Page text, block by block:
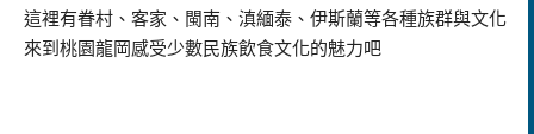
這裡有眷村、客家、閩南、滇緬泰、伊斯蘭等各種族群與文化
來到桃園龍岡感受少數民族飲食文化的魅力吧